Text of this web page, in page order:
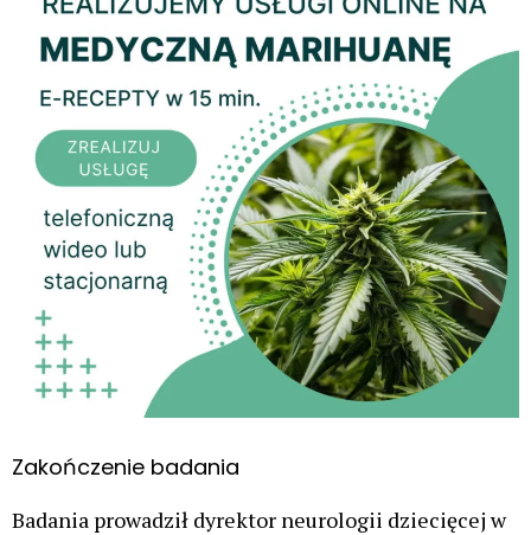
Zakończenie badania
Badania prowadził dyrektor neurologii dziecięcej w